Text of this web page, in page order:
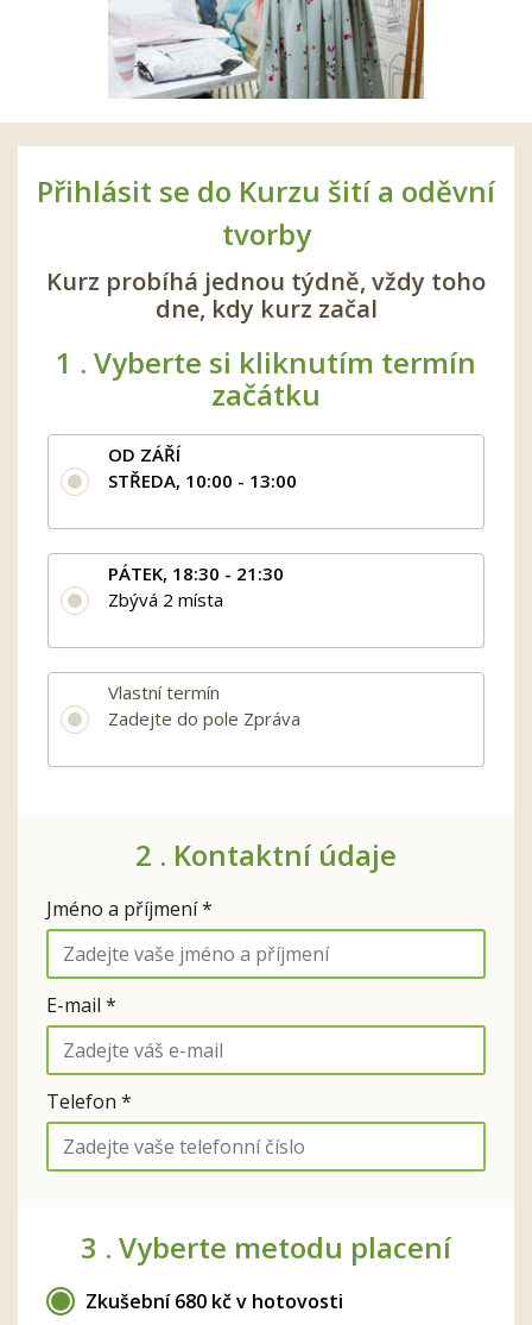
Přihlásit se do Kurzu šití a oděvní
tvorby
Kurz probíhá jednou týdně, vždy toho
dne, kdy kurz začal
1 . Vyberte si kliknutím termín
začátku
OD ZÁŘÍ
STŘEDA, 10:00 - 13:00
PÁTEK, 18:30 - 21:30
Zbývá 2 místa
Vlastní termín
Zadejte do pole Zpráva
2 . Kontaktní údaje
Jméno a příjmení *
E-mail *
Telefon *
3 . Vyberte metodu placení
Zkušební 680 kč v hotovosti